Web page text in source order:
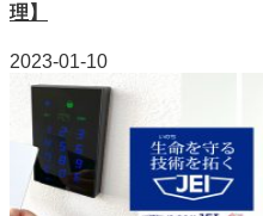
理】
2023-01-10